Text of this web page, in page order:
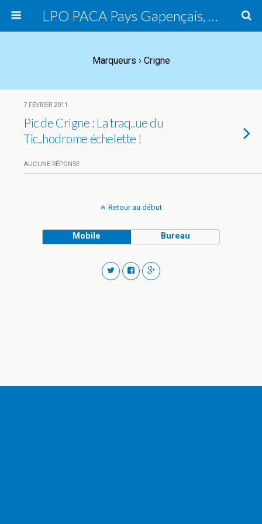
LPO PACA Pays Gapençais, groupe local
Marqueurs › Crigne
7 FÉVRIER 2011
Pic de Crigne : La traq..ue du
Tic..hodrome échelette !
AUCUNE RÉPONSE
Retour au début
Mobile Bureau